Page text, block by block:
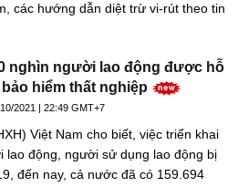
các hướng dẫn diệt trừ vi-rút theo tin
nghìn người lao động được hỗ
hiểm thất nghiệp
2021 | 22:49 GMT+7
Việt Nam cho biết, việc triển khai
lao động, người sử dụng lao động bị
đến nay, cả nước đã có 159.694